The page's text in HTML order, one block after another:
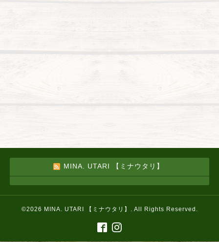
MINA. UTARI 【ミナウタリ】
©2026 MINA. UTARI 【ミナウタリ】 . All Rights Reserved.